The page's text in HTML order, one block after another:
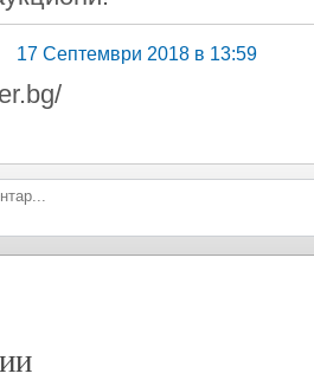
17 Септември 2018 в 13:59